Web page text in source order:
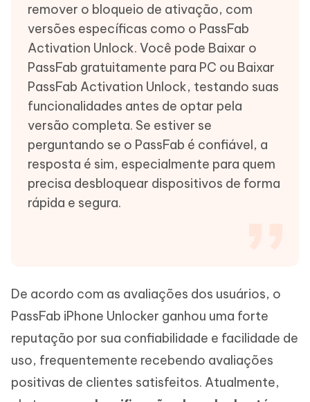
remover o bloqueio de ativação, com
versões específicas como o PassFab
Activation Unlock. Você pode Baixar o
PassFab gratuitamente para PC ou Baixar
PassFab Activation Unlock, testando suas
funcionalidades antes de optar pela
versão completa. Se estiver se
perguntando se o PassFab é confiável, a
resposta é sim, especialmente para quem
precisa desbloquear dispositivos de forma
rápida e segura.
De acordo com as avaliações dos usuários, o
PassFab iPhone Unlocker ganhou uma forte
reputação por sua confiabilidade e facilidade de
uso, frequentemente recebendo avaliações
positivas de clientes satisfeitos. Atualmente,